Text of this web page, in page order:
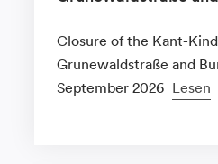
Closure of the Kant-
Grunewaldstraße and
September 2026 Lesen